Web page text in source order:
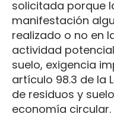
solicitada porque
manifestación
realizado o no en
actividad
suelo, exigencia
artículo 98.3 de la
de residuos y
economía circular.